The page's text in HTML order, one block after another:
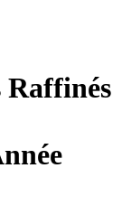
Raffinés